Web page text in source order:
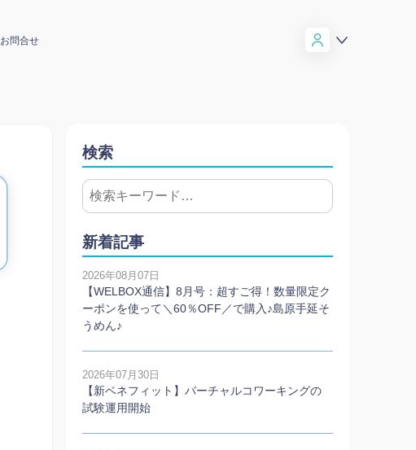
お問合せ
検索
新着記事
2026年08月07日
【WELBOX通信】8月号：超すご得！数量限定ク
ーポンを使って＼60％OFF／で購入♪島原手延そ
うめん♪
2026年07月30日
【新ベネフィット】バーチャルコワーキングの
試験運用開始